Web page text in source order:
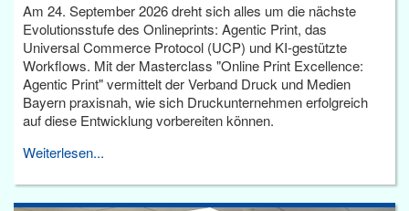
Am 24. September 2026 dreht sich alles um die nächste
Evolutionsstufe des Onlineprints: Agentic Print, das
Universal Commerce Protocol (UCP) und KI-gestützte
Workflows. Mit der Masterclass "Online Print Excellence:
Agentic Print" vermittelt der Verband Druck und Medien
Bayern praxisnah, wie sich Druckunternehmen erfolgreich
auf diese Entwicklung vorbereiten können.
Weiterlesen...